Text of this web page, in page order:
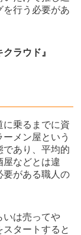
を行う必要があ
ラウド』
に乗るまでに資
メン屋という
であり、平均的
屋などとは違
要がある職人の
いは売ってや
タートすると